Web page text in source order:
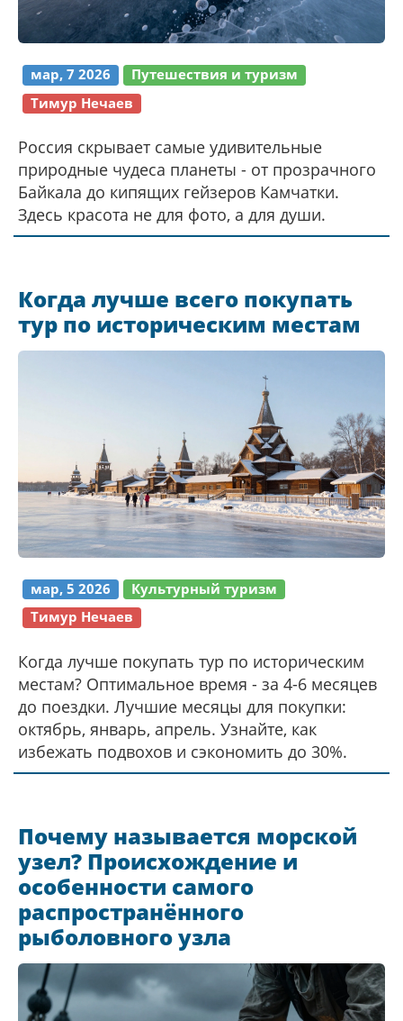
мар, 7 2026
Путешествия и туризм
Тимур Нечаев
Россия скрывает самые удивительные
природные чудеса планеты - от прозрачного
Байкала до кипящих гейзеров Камчатки.
Здесь красота не для фото, а для души.
Когда лучше всего покупать
тур по историческим местам
мар, 5 2026
Культурный туризм
Тимур Нечаев
Когда лучше покупать тур по историческим
местам? Оптимальное время - за 4-6 месяцев
до поездки. Лучшие месяцы для покупки:
октябрь, январь, апрель. Узнайте, как
избежать подвохов и сэкономить до 30%.
Почему называется морской
узел? Происхождение и
особенности самого
распространённого
рыболовного узла